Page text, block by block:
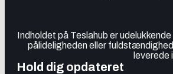
Indholdet på Teslahub er
pålideligheden eller
leverede
Hold dig opdateret